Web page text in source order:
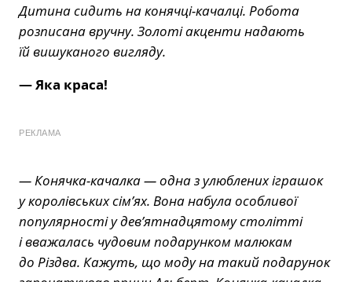
Дитина сидить на конячці-качалці. Робота
розписана вручну. Золоті акценти надають
їй вишуканого вигляду.
— Яка краса!
РЕКЛАМА
— Конячка-качалка — одна з улюблених іграшок
у королівських сім’ях. Вона набула особливої
популярності у дев’ятнадцятому столітті
і вважалась чудовим подарунком малюкам
до Різдва. Кажуть, що моду на такий подарунок